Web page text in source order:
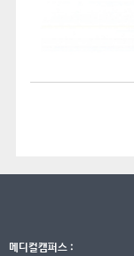
메디컬캠퍼스 :